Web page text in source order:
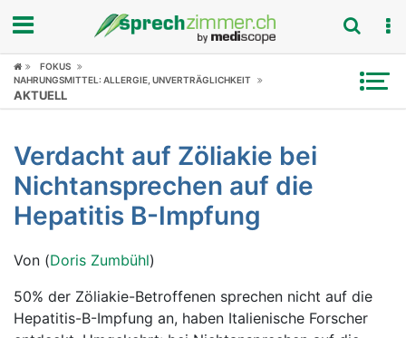
Fokus
Symptome
Untersuchungen
News
Ratgeber
FOKUS
NAHRUNGSMITTEL: ALLERGIE, UNVERTRÄGLICHKEIT
AKTUELL
Verdacht auf Zöliakie bei
Nichtansprechen auf die
Hepatitis B-Impfung
Von (Doris Zumbühl)
50% der Zöliakie-Betroffenen sprechen nicht auf die
Hepatitis-B-Impfung an, haben Italienische Forscher